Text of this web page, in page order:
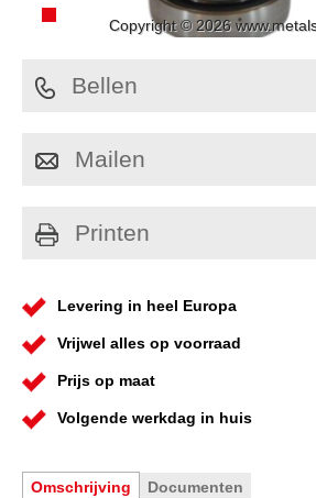
Copyright © 2026
Bellen
Mailen
Printen
Levering in heel Europa
Vrijwel alles op voorraad
Prijs op maat
Volgende werkdag in huis
Omschrijving Documenten